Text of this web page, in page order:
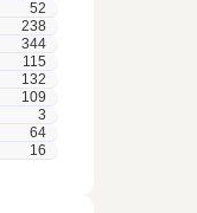
52
238
344
115
132
109
3
64
16